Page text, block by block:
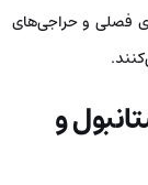
فصلی و حراجی‌های
و